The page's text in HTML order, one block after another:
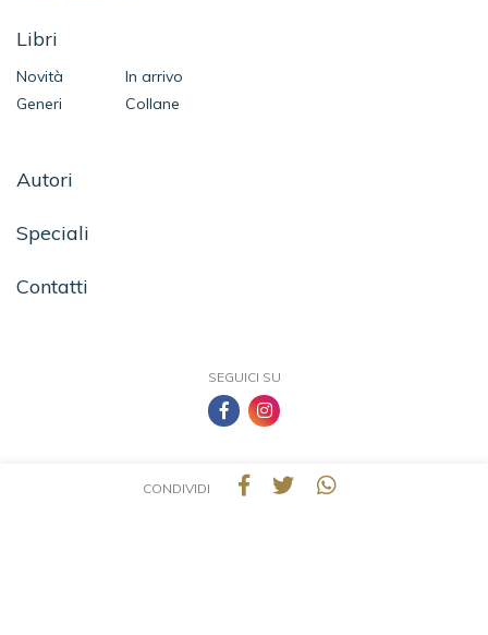
CONDIVIDI
Libri
Novità
In arrivo
Generi
Collane
Autori
Speciali
Contatti
SEGUICI SU